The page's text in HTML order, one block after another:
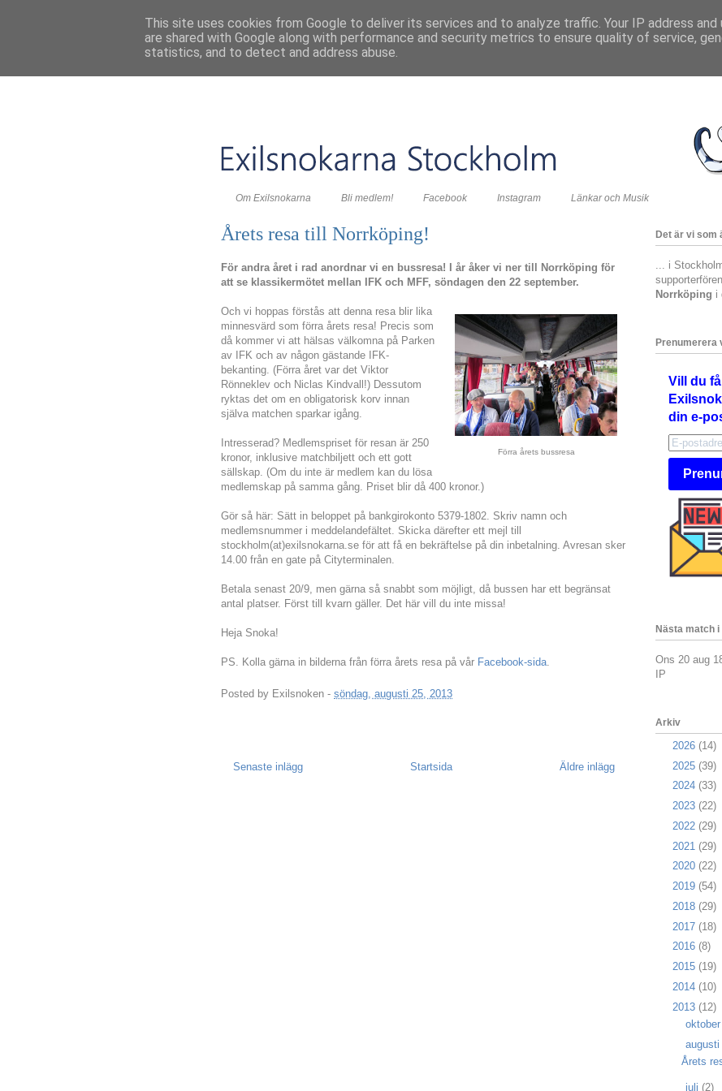
Om Exilsnokarna Bli medlem! Facebook Instagram Länkar och Musik
Årets resa till Norrköping!
För andra året i rad anordnar vi en bussresa! I år åker vi ner till Norrköping för
att se klassikermötet mellan IFK och MFF, söndagen den 22 september.
Förra årets bussresa
Och vi hoppas förstås att denna resa blir lika
minnesvärd som förra årets resa! Precis som
då kommer vi att hälsas välkomna på Parken
av IFK och av någon gästande IFK-
bekanting. (Förra året var det Viktor
Rönneklev och Niclas Kindvall!) Dessutom
ryktas det om en obligatorisk korv innan
själva matchen sparkar igång.
Intresserad? Medlemspriset för resan är 250
kronor, inklusive matchbiljett och ett gott
sällskap. (Om du inte är medlem kan du lösa
medlemskap på samma gång. Priset blir då 400 kronor.)
Gör så här: Sätt in beloppet på bankgirokonto 5379-1802. Skriv namn och
medlemsnummer i meddelandefältet. Skicka därefter ett mejl till
stockholm(at)exilsnokarna.se för att få en bekräftelse på din inbetalning. Avresan sker
14.00 från en gate på Cityterminalen.
Betala senast 20/9, men gärna så snabbt som möjligt, då bussen har ett begränsat
antal platser. Först till kvarn gäller. Det här vill du inte missa!
Heja Snoka!
PS. Kolla gärna in bilderna från förra årets resa på vår Facebook-sida.
Posted by Exilsnoken - söndag, augusti 25, 2013
Senaste inlägg Äldre inlägg
Startsida
Det är vi som
... i
Norrköping i
Prenumerera
Vill du
din e-
Nästa match
Ons 20 aug
IP
Arkiv
2026 (14)
2025 (39)
2024 (33)
2023 (22)
2022 (29)
2021 (29)
2020 (22)
2019 (54)
2018 (29)
2017 (18)
2016 (8)
2015 (19)
2014 (10)
2013 (12)
oktober
augusti
Årets
juli (2)
This site uses cookies from Google to deliver its services and to analyze traffic. Your IP address and
are shared with Google along with performance and security metrics to ensure quality of service,
statistics, and to detect and address abuse.